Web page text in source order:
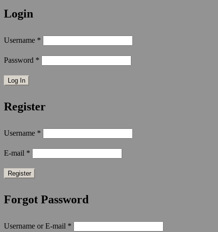
Login
Username *
Password *
Register
Username *
E-mail *
Forgot Password
Username or E-mail *